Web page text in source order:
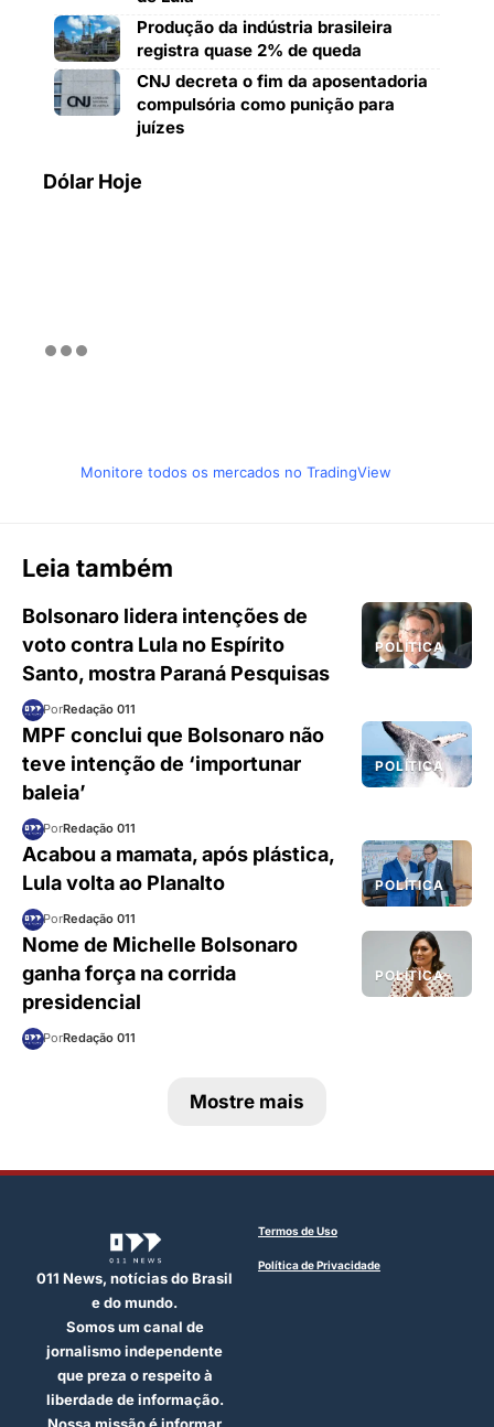
Produção da indústria brasileira
registra quase 2% de queda
CNJ decreta o fim da aposentadoria
compulsória como punição para
juízes
Dólar Hoje
Monitore todos os mercados no TradingView
Leia também
POLÍTICA
Bolsonaro lidera intenções de
voto contra Lula no Espírito
Santo, mostra Paraná Pesquisas
PorRedação 011
POLÍTICA
MPF conclui que Bolsonaro não
teve intenção de ‘importunar
baleia’
PorRedação 011
POLÍTICA
Acabou a mamata, após plástica,
Lula volta ao Planalto
PorRedação 011
POLÍTICA
Nome de Michelle Bolsonaro
ganha força na corrida
presidencial
PorRedação 011
Mostre mais
011 News, notícias do Brasil
e do mundo.
Somos um canal de
jornalismo independente
que preza o respeito à
liberdade de informação.
Termos de Uso
Política de Privacidade